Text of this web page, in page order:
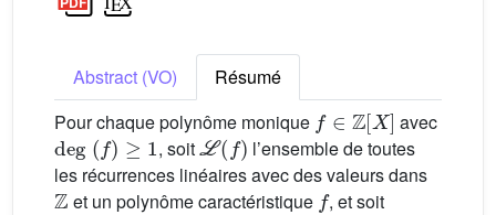
Abstract (VO)
Résumé
Pour chaque polynôme monique
f∈ℤ[X]
avec
deg (f)≥1
, soit
ℒ(f)
l’ensemble de toutes
les récurrences linéaires avec des valeurs dans
ℤ
et un polynôme caractéristique
f
, et soit